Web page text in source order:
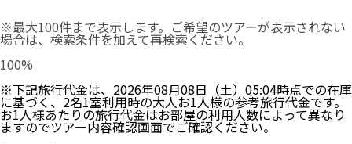
※最大100件まで表示します。ご希望のツアーが表示されない
場合は、検索条件を加えて再検索ください。
100%
※下記旅行代金は、 2026年08月08日（土）05:04時点での在庫
に基づく、2名1室利用時の大人お1人様の参考旅行代金です。
お1人様あたりの旅行代金はお部屋の利用人数によって異なり
ますのでツアー内容確認画面でご確認ください。